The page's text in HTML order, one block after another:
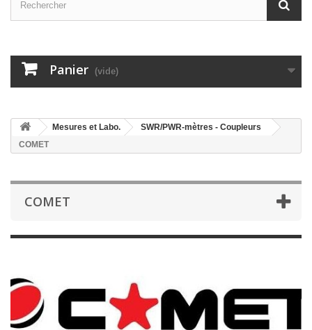
Panier (vide)
Mesures et Labo.
SWR/PWR-mètres - Coupleurs
COMET
COMET